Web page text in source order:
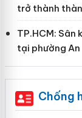
trở thành
TP.HCM:
tại phường
Chống